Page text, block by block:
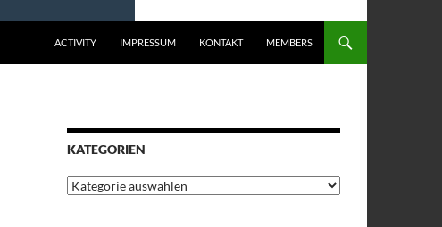
ACTIVITY IMPRESSUM KONTAKT MEMBERS
KATEGORIEN
Kategorien